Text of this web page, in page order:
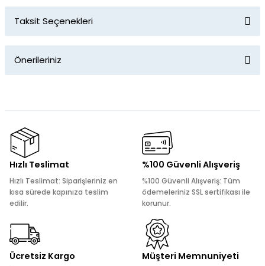
Taksit Seçenekleri
Önerileriniz
kullanarak tarafımıza iletebilirsiniz.
Görüş ve önerileriniz için teşekkür ederiz.
Ürün resmi kalitesiz, bozuk veya görüntülenemiyor.
Ürün bilgilerinde hatalar bulunuyor.
Ürün fiyatı diğer sitelerden daha pahalı.
Bu ürüne benzer farklı alternatifler olmalı.
Hızlı Teslimat
Hızlı Teslimat: Siparişleriniz en
kısa sürede kapınıza teslim
edilir.
%100 Güvenli Alışveriş
%100 Güvenli Alışveriş: Tüm
ödemeleriniz SSL sertifikası ile
korunur.
Ücretsiz Kargo Müşteri Memnuniyeti